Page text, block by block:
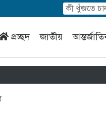
প্রচ্ছদ জাতীয়